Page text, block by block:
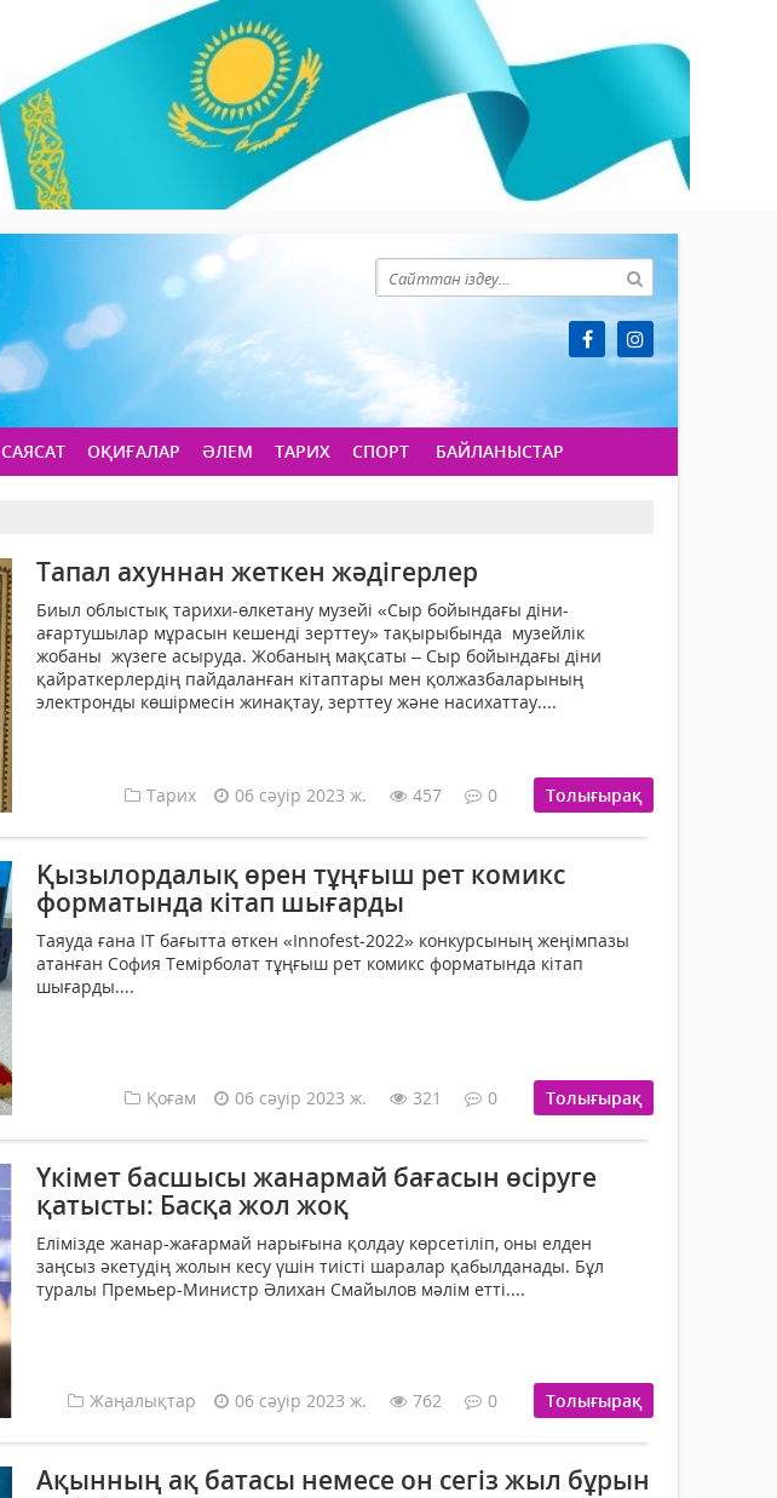
САЯСАТ ОҚИҒАЛАР ӘЛЕМ ТАРИХ СПОРТ БАЙЛАНЫСТАР
Тапал ахуннан жеткен жәдігерлер
Биыл облыстық тарихи-өлкетану музейі «Сыр бойындағы діни-
ағартушылар мұрасын кешенді зерттеу» тақырыбында музейлік
жобаны жүзеге асыруда. Жобаның мақсаты – Сыр бойындағы діни
қайраткерлердің пайдаланған кітаптары мен қолжазбаларының
электронды көшірмесін жинақтау, зерттеу және насихаттау....
Тарих 06 сәуір 2023 ж. 457 0 Толығырақ
Қызылордалық өрен тұңғыш рет комикс
форматында кітап шығарды
Таяуда ғана ІТ бағытта өткен «Innofest-2022» конкурсының жеңімпазы
атанған София Темірболат тұңғыш рет комикс форматында кітап
шығарды....
Қоғам 06 сәуір 2023 ж. 321 0 Толығырақ
Үкімет басшысы жанармай бағасын өсіруге
қатысты: Басқа жол жоқ
Елімізде жанар-жағармай нарығына қолдау көрсетіліп, оны елден
заңсыз әкетудің жолын кесу үшін тиісті шаралар қабылданады. Бұл
туралы Премьер-Министр Әлихан Смайылов мәлім етті....
Жаңалықтар 06 сәуір 2023 ж. 762 0 Толығырақ
Ақынның ақ батасы немесе он сегіз жыл бұрын